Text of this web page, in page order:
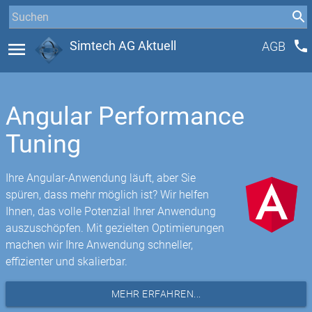
menu Simtech AG Aktuell AGB phone
Angular Performance
Tuning
Ihre Angular-Anwendung läuft, aber Sie
spüren, dass mehr möglich ist? Wir helfen
Ihnen, das volle Potenzial Ihrer Anwendung
auszuschöpfen. Mit gezielten Optimierungen
machen wir Ihre Anwendung schneller,
effizienter und skalierbar.
MEHR ERFAHREN...